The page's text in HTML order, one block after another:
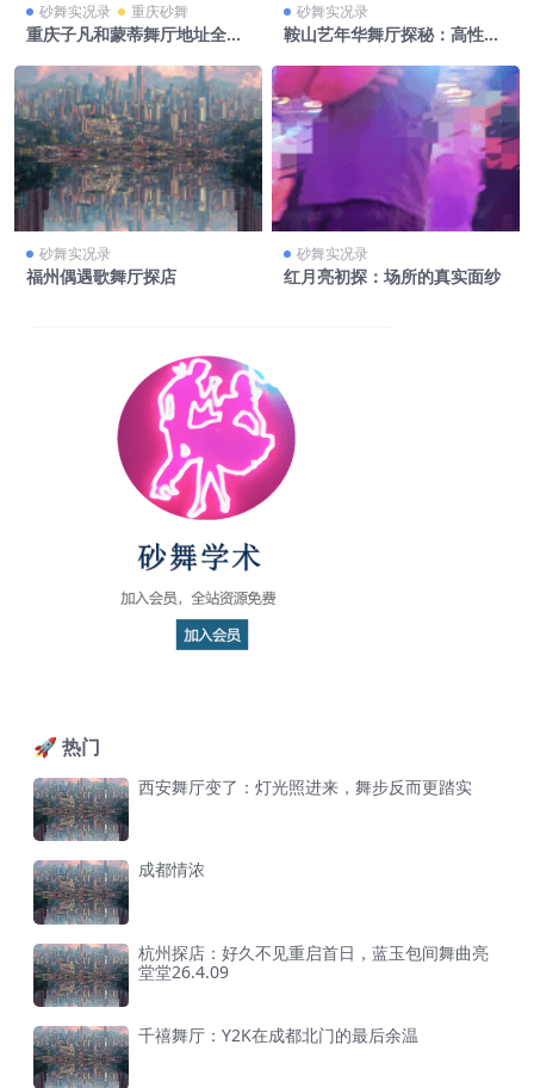
砂舞实况录 重庆砂舞
重庆子凡和蒙蒂舞厅地址全解
砂舞实况录
鞍山艺年华舞厅探秘：高性价
砂舞实况录
福州偶遇歌舞厅探店
砂舞实况录
红月亮初探：场所的真实面纱
🚀 热门
西安舞厅变了：灯光照进来，舞步反而更踏实
成都情浓
杭州探店：好久不见重启首日，蓝玉包间舞曲亮
堂堂26.4.09
千禧舞厅：Y2K在成都北门的最后余温